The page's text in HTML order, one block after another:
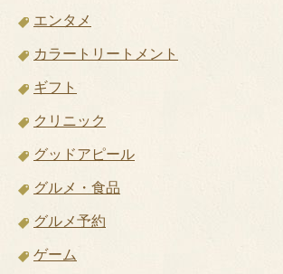
エンタメ
カラートリートメント
ギフト
クリニック
グッドアピール
グルメ・食品
グルメ予約
ゲーム